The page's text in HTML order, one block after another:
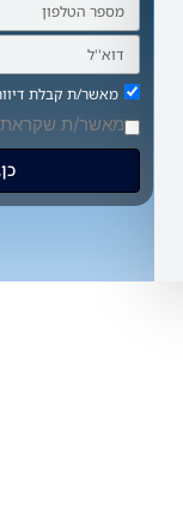
ת קבלת דיוור מהיחידה
ת שקראתי את
כן, אשמח